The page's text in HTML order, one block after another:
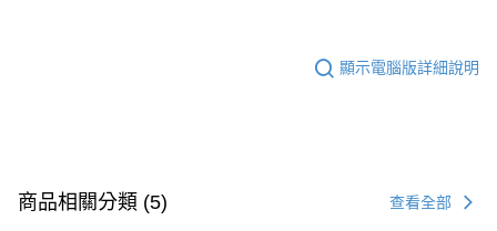
顯示電腦版詳細說明
商品相關分類 (5) 查看全部